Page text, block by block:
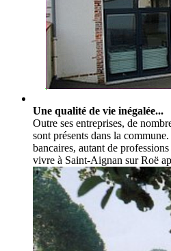
Une qualité de vie inégalée...
Outre ses entreprises, de
sont présents dans la
bancaires, autant de
vivre à Saint-Aignan sur Roë